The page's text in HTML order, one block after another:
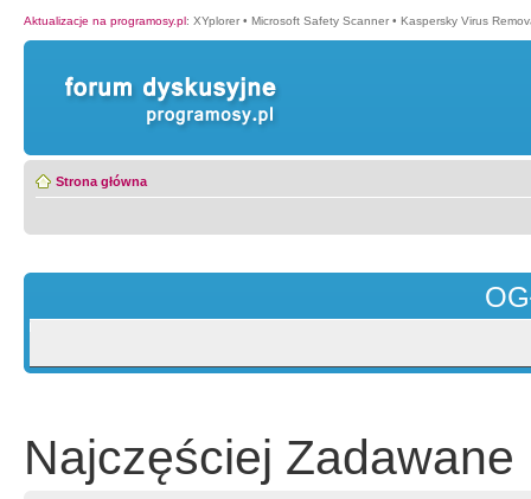
Aktualizacje na programosy.pl: XYplorer • Microsoft Safety Scanner • Kaspersky Virus
Strona główna
Najczęściej Zadawane